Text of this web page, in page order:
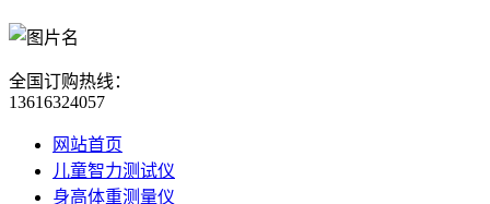
全国订购热线：
13616324057
网站首页
儿童智力测试仪
身高体重测量仪